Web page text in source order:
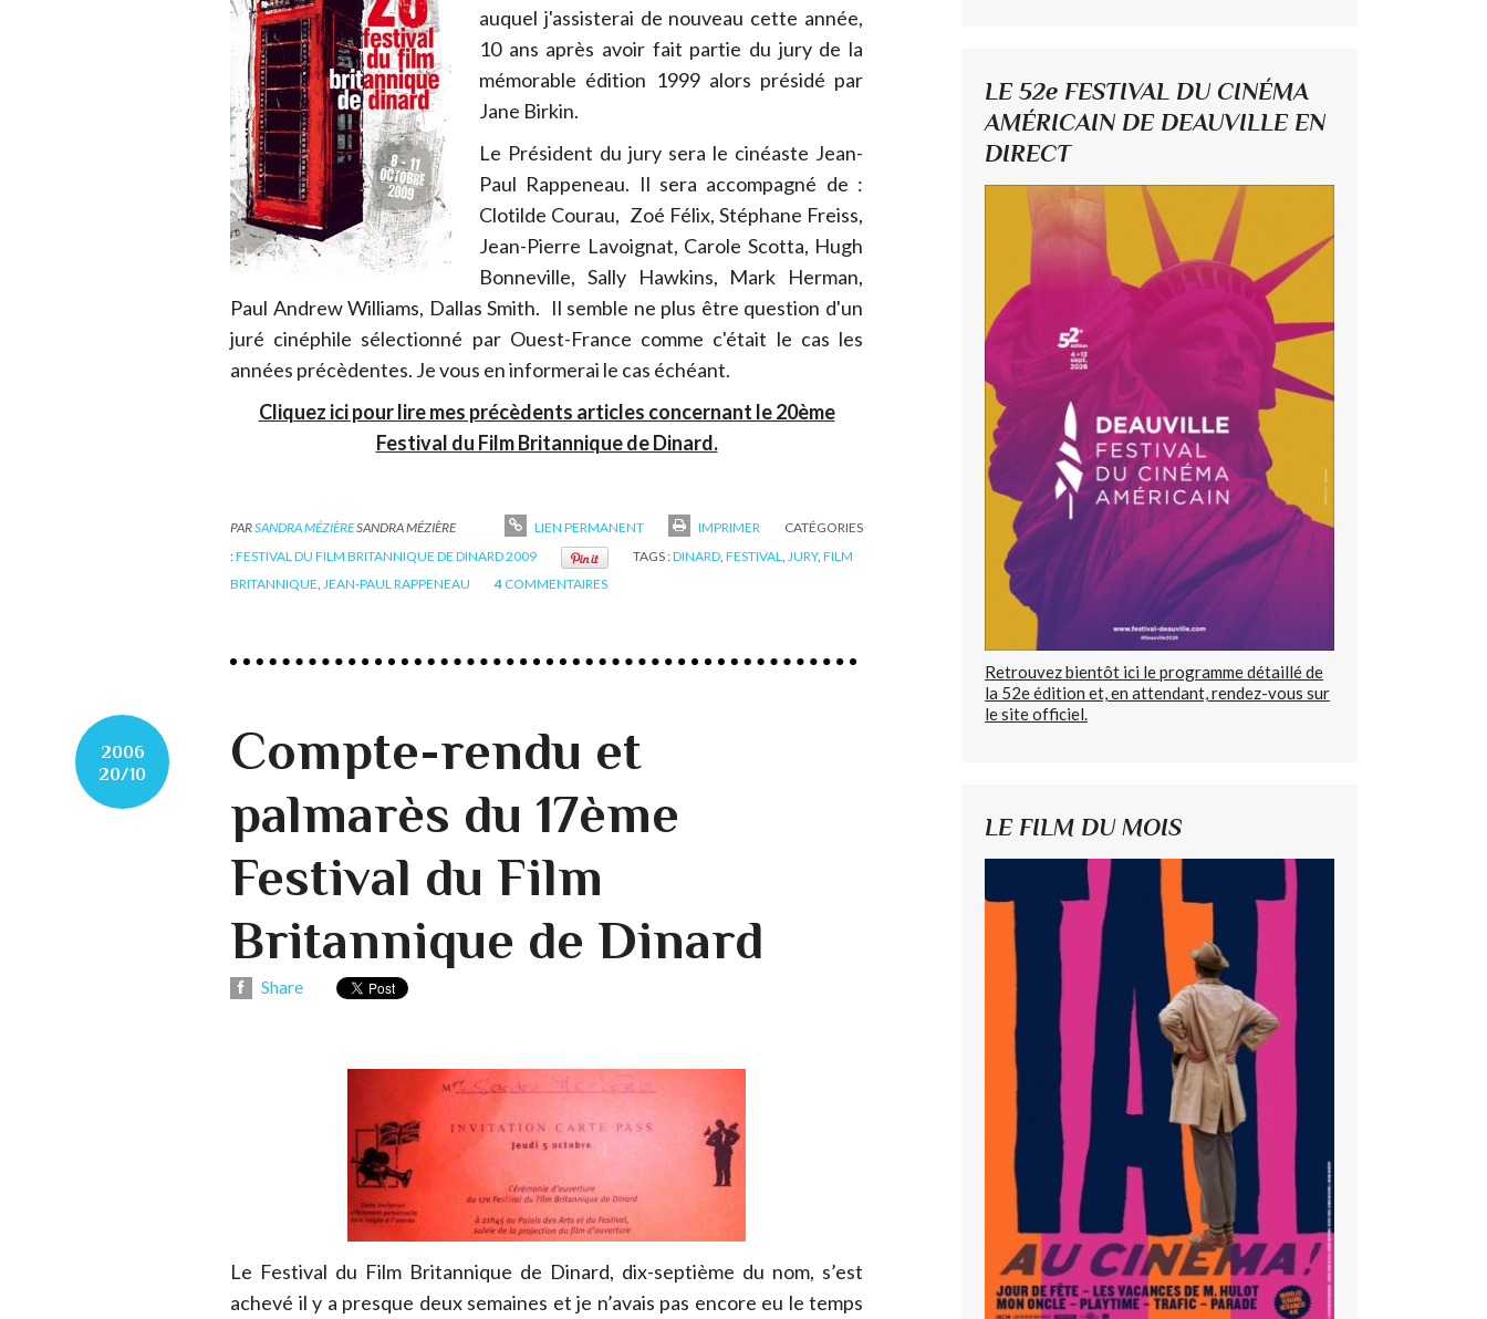
auquel j'assisterai de nouveau cette année,
10 ans après avoir fait partie du jury de la
mémorable édition 1999 alors présidé par
Jane Birkin.
Le Président du jury sera le cinéaste Jean-
Paul Rappeneau. Il sera accompagné de :
Clotilde Courau, Zoé Félix, Stéphane Freiss,
Jean-Pierre Lavoignat, Carole Scotta, Hugh
Bonneville, Sally Hawkins, Mark Herman,
Paul Andrew Williams, Dallas Smith. Il semble ne plus être question d'un
juré cinéphile sélectionné par Ouest-France comme c'était le cas les
années précèdentes. Je vous en informerai le cas échéant.
Cliquez ici pour lire mes précèdents articles concernant le 20ème
Festival du Film Britannique de Dinard.
PARSANDRA MÉZIÈRESANDRA MÉZIÈRE LIEN PERMANENT IMPRIMER
CATÉGORIES
:FESTIVAL DU FILM BRITANNIQUE DE DINARD 2009 TAGS :DINARD, FESTIVAL, JURY, FILM
BRITANNIQUE, JEAN-PAUL RAPPENEAU 4 COMMENTAIRES
2006
20/10
Compte-rendu et
palmarès du 17ème
Festival du Film
Britannique de Dinard
Share
Le Festival du Film Britannique de Dinard, dix-septième du nom, s’est
achevé il y a presque deux semaines et je n’avais pas encore eu le temps
LE 52e FESTIVAL DU CINÉMA
AMÉRICAIN DE DEAUVILLE EN
DIRECT
Retrouvez bientôt ici le programme détaillé de
la 52e édition et, en attendant, rendez-vous sur
le site officiel.
LE FILM DU MOIS